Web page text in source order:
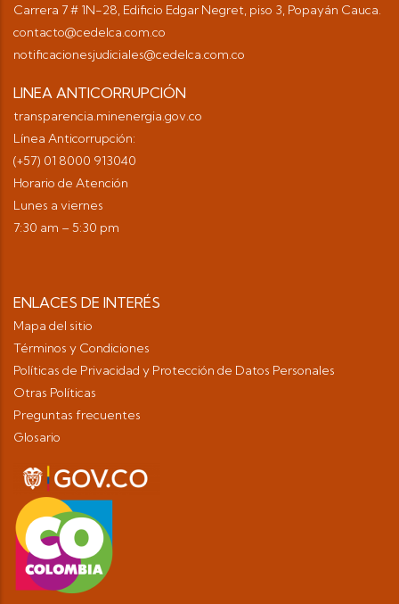
Carrera 7 # 1N-28, Edificio Edgar Negret, piso 3, Popayán Cauca.
contacto@cedelca.com.co
notificacionesjudiciales@cedelca.com.co
LINEA ANTICORRUPCIÓN
transparencia.minenergia.gov.co
Línea Anticorrupción:
(+57) 01 8000 913040
Horario de Atención
Lunes a viernes
7:30 am – 5:30 pm
ENLACES DE INTERÉS
Mapa del sitio
Términos y Condiciones
Políticas de Privacidad y Protección de Datos Personales
Otras Políticas
Preguntas frecuentes
Glosario